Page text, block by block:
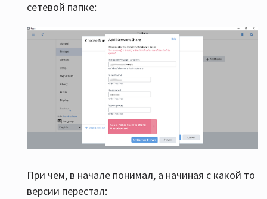
сетевой папке:
При чём, в начале понимал, а начиная с какой то
версии перестал: